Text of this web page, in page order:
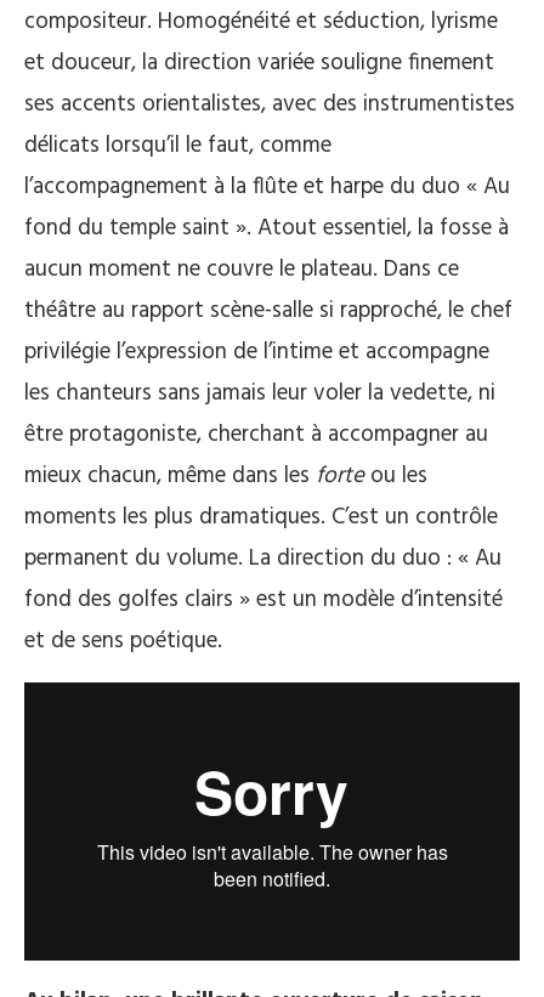
compositeur. Homogénéité et séduction, lyrisme
et douceur, la direction variée souligne finement
ses accents orientalistes, avec des instrumentistes
délicats lorsqu’il le faut, comme
l’accompagnement à la flûte et harpe du duo « Au
fond du temple saint ». Atout essentiel, la fosse à
aucun moment ne couvre le plateau. Dans ce
théâtre au rapport scène-salle si rapproché, le chef
privilégie l’expression de l’intime et accompagne
les chanteurs sans jamais leur voler la vedette, ni
être protagoniste, cherchant à accompagner au
mieux chacun, même dans les forteou les
moments les plus dramatiques. C’est un contrôle
permanent du volume. La direction du duo : « Au
fond des golfes clairs » est un modèle d’intensité
et de sens poétique.